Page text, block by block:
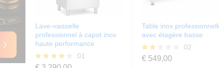
Lave-vaisselle
professionnel à capot inox
haute performance
01
Table inox
avec étagère basse
Note
02
€ 549,00